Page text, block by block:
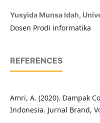
Yusyida Munsa Idah,
Dosen Prodi informatika
REFERENCES
Amri, A. (2020). Dampak
Indonesia. Jurnal Brand,